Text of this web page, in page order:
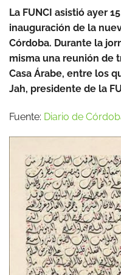
La FUNCI asistió ayer
inauguración de la
Córdoba. Durante la
misma una reunión de
Casa Árabe, entre los
Jah, presidente de la
Fuente: Diario de